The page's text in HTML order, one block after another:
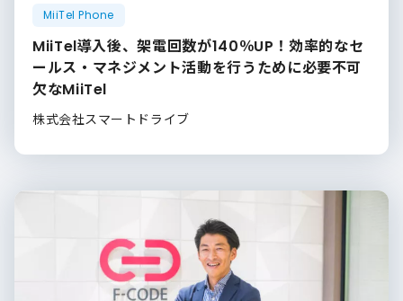
MiiTel Phone
MiiTel導入後、架電回数が140％UP！効率的なセ
ールス・マネジメント活動を行うために必要不可
欠なMiiTel
株式会社スマートドライブ